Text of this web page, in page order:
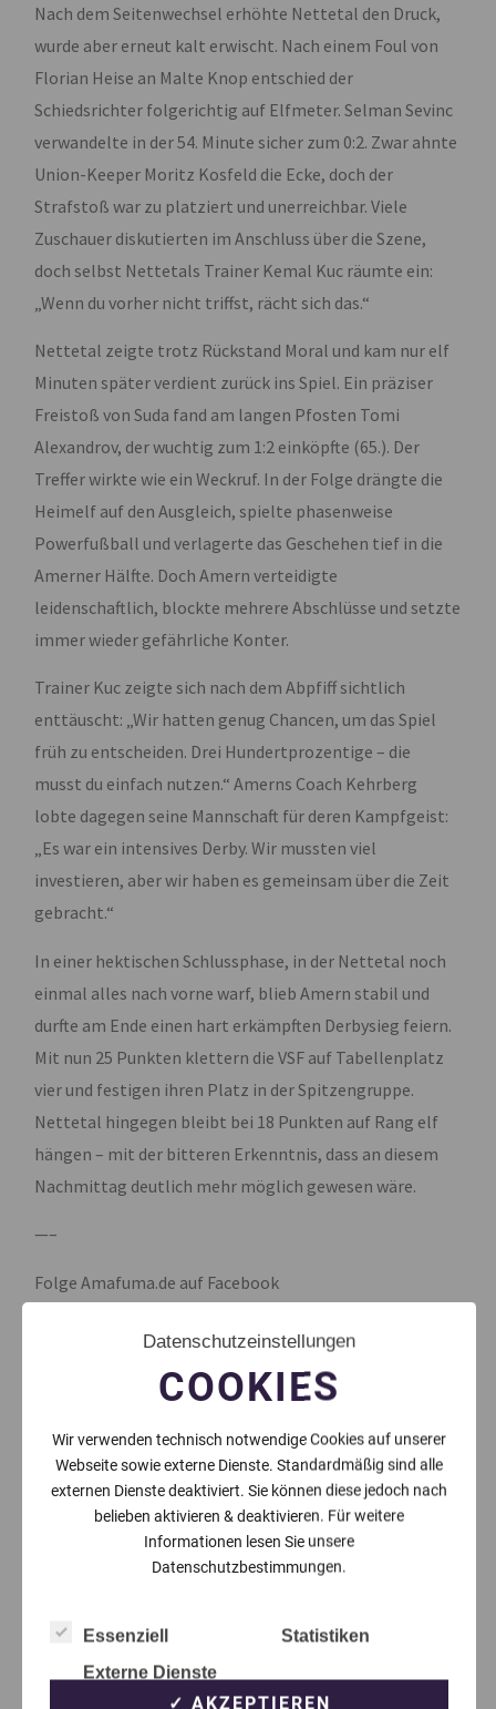
Nach dem Seitenwechsel erhöhte Nettetal den Druck,
wurde aber erneut kalt erwischt. Nach einem Foul von
Florian Heise an Malte Knop entschied der
Schiedsrichter folgerichtig auf Elfmeter. Selman Sevinc
verwandelte in der 54. Minute sicher zum 0:2. Zwar ahnte
Union-Keeper Moritz Kosfeld die Ecke, doch der
Strafstoß war zu platziert und unerreichbar. Viele
Zuschauer diskutierten im Anschluss über die Szene,
doch selbst Nettetals Trainer Kemal Kuc räumte ein:
„Wenn du vorher nicht triffst, rächt sich das.“
Nettetal zeigte trotz Rückstand Moral und kam nur elf
Minuten später verdient zurück ins Spiel. Ein präziser
Freistoß von Suda fand am langen Pfosten Tomi
Alexandrov, der wuchtig zum 1:2 einköpfte (65.). Der
Treffer wirkte wie ein Weckruf. In der Folge drängte die
Heimelf auf den Ausgleich, spielte phasenweise
Powerfußball und verlagerte das Geschehen tief in die
Amerner Hälfte. Doch Amern verteidigte
leidenschaftlich, blockte mehrere Abschlüsse und setzte
immer wieder gefährliche Konter.
Trainer Kuc zeigte sich nach dem Abpfiff sichtlich
enttäuscht: „Wir hatten genug Chancen, um das Spiel
früh zu entscheiden. Drei Hundertprozentige – die
musst du einfach nutzen.“ Amerns Coach Kehrberg
lobte dagegen seine Mannschaft für deren Kampfgeist:
„Es war ein intensives Derby. Wir mussten viel
investieren, aber wir haben es gemeinsam über die Zeit
gebracht.“
In einer hektischen Schlussphase, in der Nettetal noch
einmal alles nach vorne warf, blieb Amern stabil und
durfte am Ende einen hart erkämpften Derbysieg feiern.
Mit nun 25 Punkten klettern die VSF auf Tabellenplatz
vier und festigen ihren Platz in der Spitzengruppe.
Nettetal hingegen bleibt bei 18 Punkten auf Rang elf
hängen – mit der bitteren Erkenntnis, dass an diesem
Nachmittag deutlich mehr möglich gewesen wäre.
—–
Folge Amafuma.de auf Facebook
LETZTER BEITRAG NÄCHSTER BEITRAG
Datenschutzeinstellungen
COOKIES
Wir verwenden technisch notwendige Cookies auf unserer
Webseite sowie externe Dienste. Standardmäßig sind alle
externen Dienste deaktiviert. Sie können diese jedoch nach
belieben aktivieren & deaktivieren. Für weitere
Informationen lesen Sie unsere
Datenschutzbestimmungen.
Essenziell
Statistiken
Externe Dienste
✓ AKZEPTIEREN